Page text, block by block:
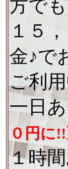
方でも
１５
金♪で
ご利
一日
０円に
１時